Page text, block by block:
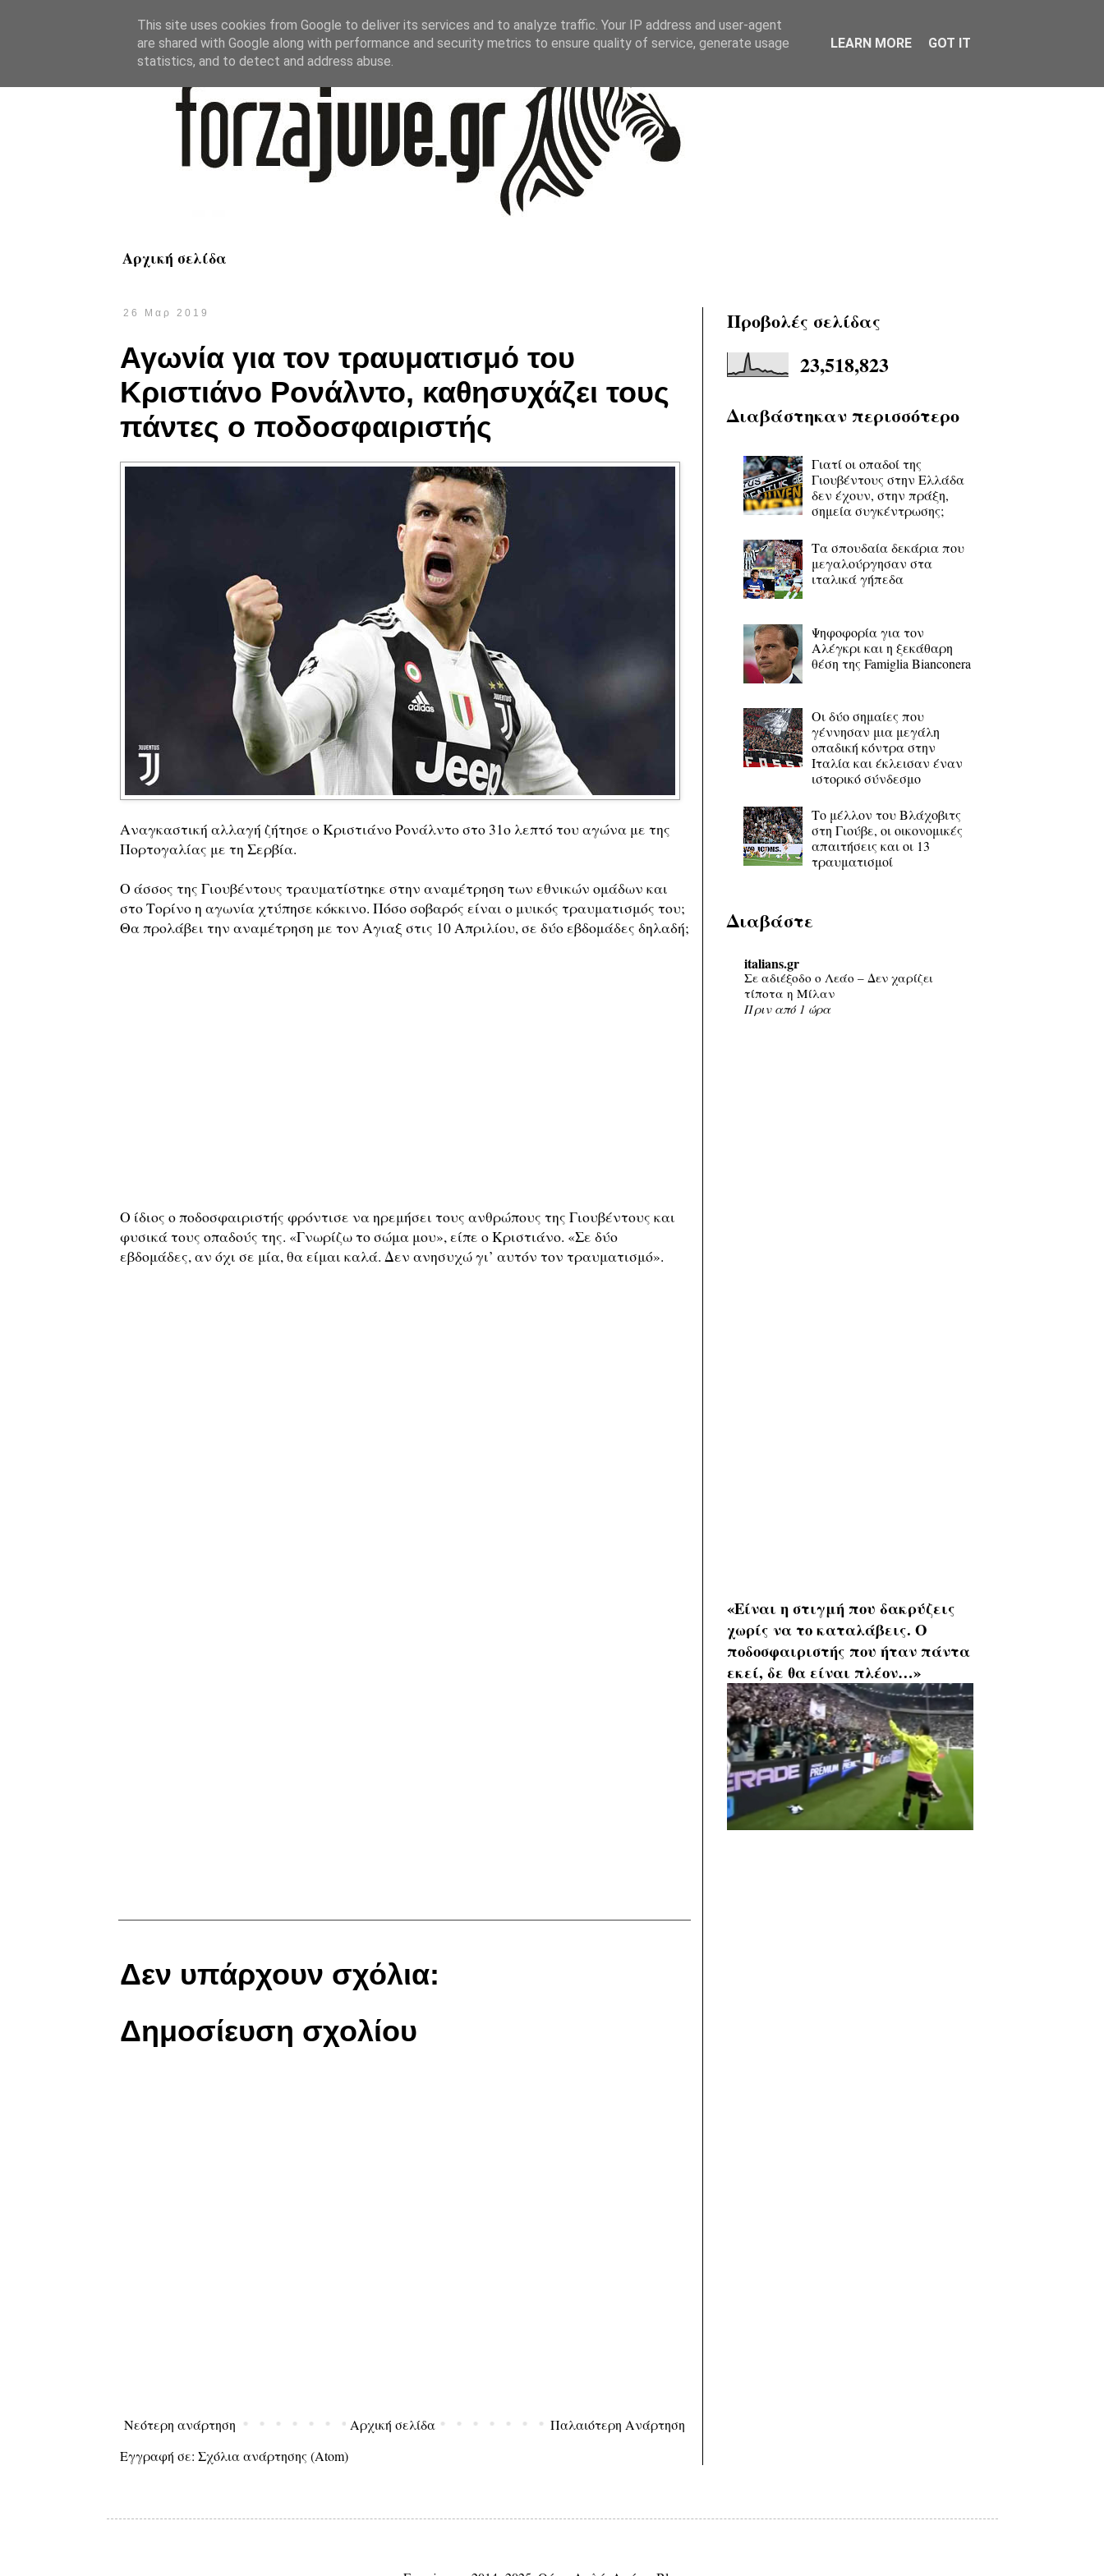
Αρχική σελίδα
26 Μαρ 2019
Αγωνία για τον τραυματισμό του
Κριστιάνο Ρονάλντο, καθησυχάζει τους
πάντες ο ποδοσφαιριστής
Αναγκαστική αλλαγή ζήτησε ο Κριστιάνο Ρονάλντο στο 31ο λεπτό του αγώνα με της
Πορτογαλίας με τη Σερβία.
Ο άσσος της Γιουβέντους τραυματίστηκε στην αναμέτρηση των εθνικών ομάδων και
στο Τορίνο η αγωνία χτύπησε κόκκινο. Πόσο σοβαρός είναι ο μυικός τραυματισμός του;
Θα προλάβει την αναμέτρηση με τον Αγιαξ στις 10 Απριλίου, σε δύο εβδομάδες δηλαδή;
Ο ίδιος ο ποδοσφαιριστής φρόντισε να ηρεμήσει τους ανθρώπους της Γιουβέντους και
φυσικά τους οπαδούς της. «Γνωρίζω το σώμα μου», είπε ο Κριστιάνο. «Σε δύο
εβδομάδες, αν όχι σε μία, θα είμαι καλά. Δεν ανησυχώ γι’ αυτόν τον τραυματισμό».
Δεν υπάρχουν σχόλια:
Δημοσίευση σχολίου
Νεότερη ανάρτηση Παλαιότερη Ανάρτηση
Αρχική σελίδα
Εγγραφή σε: Σχόλια ανάρτησης (Atom)
Προβολές σελίδας
23,518,823
Διαβάστηκαν περισσότερο
Γιατί οι οπαδοί της
Γιουβέντους στην Ελλάδα
δεν έχουν, στην πράξη,
σημεία συγκέντρωσης;
Τα σπουδαία δεκάρια που
μεγαλούργησαν στα
ιταλικά γήπεδα
Ψηφοφορία για τον
Αλέγκρι και η ξεκάθαρη
θέση της Famiglia Bianconera
Οι δύο σημαίες που
γέννησαν μια μεγάλη
οπαδική κόντρα στην
Ιταλία και έκλεισαν έναν
ιστορικό σύνδεσμο
Το μέλλον του Βλάχοβιτς
στη Γιούβε, οι οικονομικές
απαιτήσεις και οι 13
τραυματισμοί
Διαβάστε
italians.gr
Σε αδιέξοδο ο Λεάο – Δεν χαρίζει
τίποτα η Μίλαν
Πριν από 1 ώρα
«Είναι η στιγμή που δακρύζεις
χωρίς να το καταλάβεις. Ο
ποδοσφαιριστής που ήταν πάντα
εκεί, δε θα είναι πλέον…»
This site uses cookies from Google to deliver its services and to analyze traffic. Your IP address and user-agent
are shared with Google along with performance and security metrics to ensure quality of service, generate usage
statistics, and to detect and address abuse.
LEARN MORE GOT IT